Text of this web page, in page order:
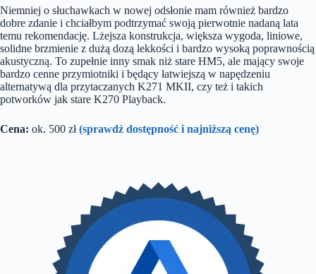
Niemniej o słuchawkach w nowej odsłonie mam również bardzo
dobre zdanie i chciałbym podtrzymać swoją pierwotnie nadaną lata
temu rekomendację. Lżejsza konstrukcja, większa wygoda, liniowe,
solidne brzmienie z dużą dozą lekkości i bardzo wysoką poprawnością
akustyczną. To zupełnie inny smak niż stare HM5, ale mający swoje
bardzo cenne przymiotniki i będący łatwiejszą w napędzeniu
alternatywą dla przytaczanych K271 MKII, czy też i takich
potworków jak stare K270 Playback.
Cena: ok. 500 zł(sprawdź dostępność i najniższą cenę)